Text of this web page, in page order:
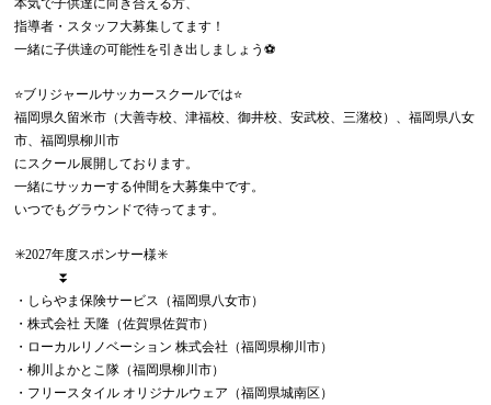
指導者・スタッフ大募集してます！
一緒に子供達の可能性を引き出しましょう⚽️
⭐️ブリジャールサッカースクールでは⭐️
福岡県久留米市（大善寺校、津福校、御井校、安武校、三潴校）、福岡県八女
市、福岡県柳川市
にスクール展開しております。
一緒にサッカーする仲間を大募集中です。
いつでもグラウンドで待ってます。
✳️2027年度スポンサー様✳️
⏬
・しらやま保険サービス（福岡県八女市）
・株式会社 天隆（佐賀県佐賀市）
・ローカルリノベーション 株式会社（福岡県柳川市）
・柳川よかとこ隊（福岡県柳川市）
・フリースタイル オリジナルウェア（福岡県城南区）